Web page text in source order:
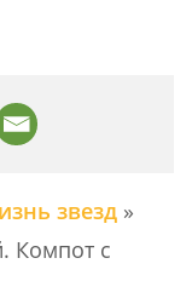
звезд »
Компот с